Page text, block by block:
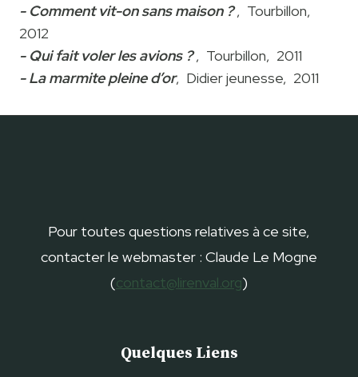
- Comment vit-on sans maison ?, Tourbillon,
2012
- Qui fait voler les avions ?, Tourbillon, 2011
- La marmite pleine d’or, Didier jeunesse, 2011
Pour toutes questions relatives à ce site,
contacter le webmaster : Claude Le Mogne
(contact@lirenval.org)
Quelques Liens